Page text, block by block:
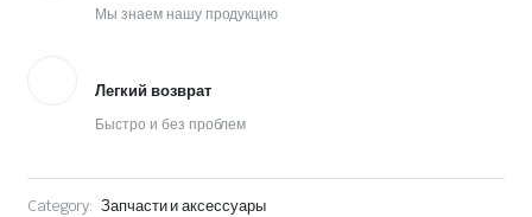
Мы знаем нашу продукцию
Легкий возврат
Быстро и без проблем
Category: Запчасти и аксессуары